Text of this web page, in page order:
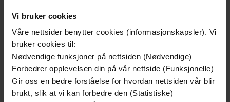
Vi bruker cookies
Våre nettsider benytter cookies (informasjonskapsler). Vi
bruker cookies til:
Nødvendige funksjoner på nettsiden (Nødvendige)
Forbedrer opplevelsen din på vår nettside (Funksjonelle)
Gir oss en bedre forståelse for hvordan nettsiden vår blir
brukt, slik at vi kan forbedre den (Statistiske)
Premium
Vinner av Rivertonprisen
Første gang på tilbud